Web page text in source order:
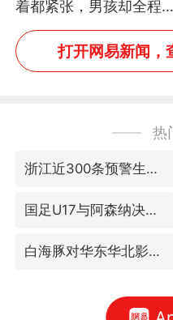
着都紧张，男孩却全程气
定神闲、从容作答，最
拿下冠军。网友：这淡
的样子，一看就是有实
打开网易新闻，
热
浙江近300条预警生效中 今夜大部暴雨
国足U17与阿森纳决赛取消 并列冠军
白海豚对华东华北影响会大于巴威